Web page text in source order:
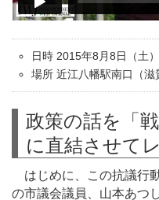
日時 2015年8月8日（土
場所 近江八幡駅南口（滋
政策の話を「
に直結させて
はじめに、この抗議行
の市議会議員、山本あつ